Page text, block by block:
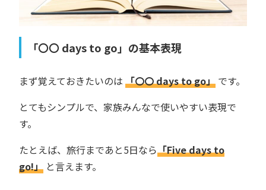
「〇〇 days to go」の基本表現
まず覚えておきたいのは 「〇〇 days to go」 です。
とてもシンプルで、家族みんなで使いやすい表現で
す。
たとえば、旅行まであと5日なら「Five days to
go!」 と言えます。